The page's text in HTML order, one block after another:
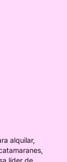
alquilar,
líder de